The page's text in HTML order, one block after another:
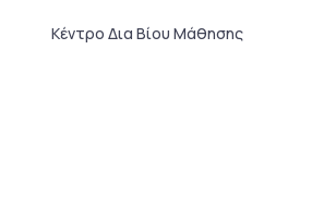
Κέντρο Δια Βίου Μάθησης